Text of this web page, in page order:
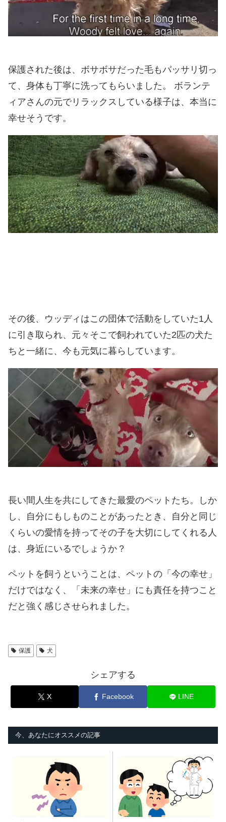
保護された後は、ボサボサだった毛もバッサリ切っ
て、身体も丁寧に洗ってもらいました。 ボランテ
ィアさんの元でリラックスしている様子は、本当に
幸せそうです。
その後、ウッディはこの団体で活動をしていた1人
に引き取られ、元々そこで飼われていた2匹の犬た
ちと一緒に、今も元気に暮らしています。
長い間人生を共にしてきた最愛のペットたち。しか
し、自分にもしものことがあったとき、自分と同じ
くらいの愛情を持ってその子を大切にしてくれる人
は、身近にいるでしょうか？
ペットを飼うということは、ペットの「今の幸せ」
だけではなく、「未来の幸せ」にも責任を持つこと
だと強く感じさせられました。
保護 犬
シェアする
X Facebook LINE
今、あなたにオススメの記事